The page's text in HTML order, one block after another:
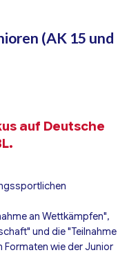
(AK 15 und
auf Deutsche
an Wettkämpfen",
und die "Teilnahme
wie der Junior